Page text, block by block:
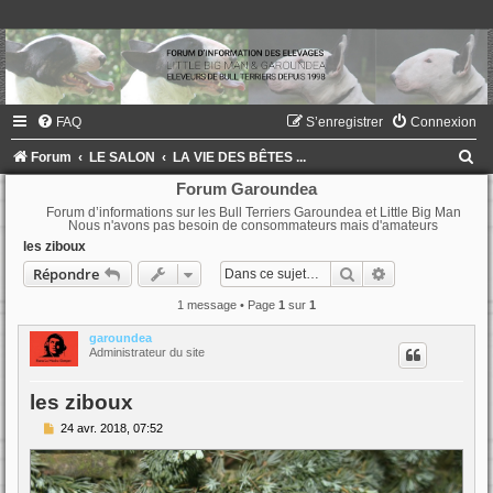
FAQ Connexion
S’enregistrer
Forum LE SALON LA VIE DES BÊTES ...
Forum Garoundea
Forum d’informations sur les Bull Terriers Garoundea et Little Big Man
Nous n'avons pas besoin de consommateurs mais d'amateurs
les ziboux
Répondre Rechercher
1 message • Page 1 sur 1
garoundea
Administrateur du site
les ziboux
M
s
s
a
24 avr. 2018, 07:52